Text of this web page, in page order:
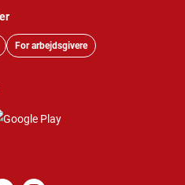
For arbejdsgivere